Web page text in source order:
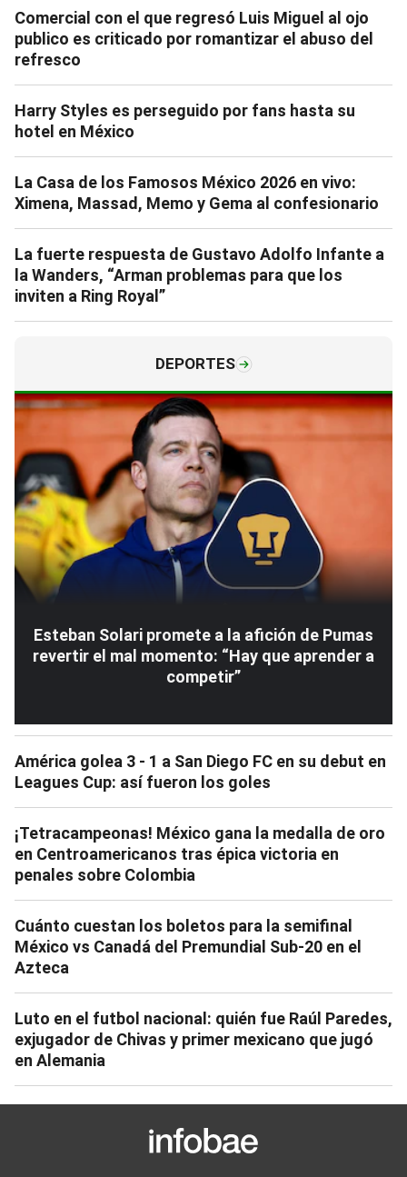
Comercial con el que regresó Luis Miguel al ojo
publico es criticado por romantizar el abuso del
refresco
Harry Styles es perseguido por fans hasta su
hotel en México
La Casa de los Famosos México 2026 en vivo:
Ximena, Massad, Memo y Gema al confesionario
La fuerte respuesta de Gustavo Adolfo Infante a
la Wanders, “Arman problemas para que los
inviten a Ring Royal”
DEPORTES
Esteban Solari promete a la afición de Pumas
revertir el mal momento: “Hay que aprender a
competir”
América golea 3 - 1 a San Diego FC en su debut en
Leagues Cup: así fueron los goles
¡Tetracampeonas! México gana la medalla de oro
en Centroamericanos tras épica victoria en
penales sobre Colombia
Cuánto cuestan los boletos para la semifinal
México vs Canadá del Premundial Sub-20 en el
Azteca
Luto en el futbol nacional: quién fue Raúl Paredes,
exjugador de Chivas y primer mexicano que jugó
en Alemania